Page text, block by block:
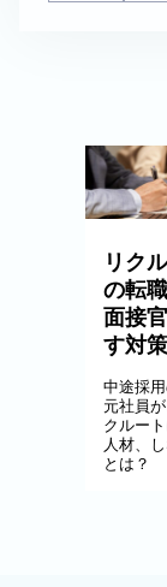
リク
の転
面接
す対
中途採
元社員
クルー
人材、
とは？